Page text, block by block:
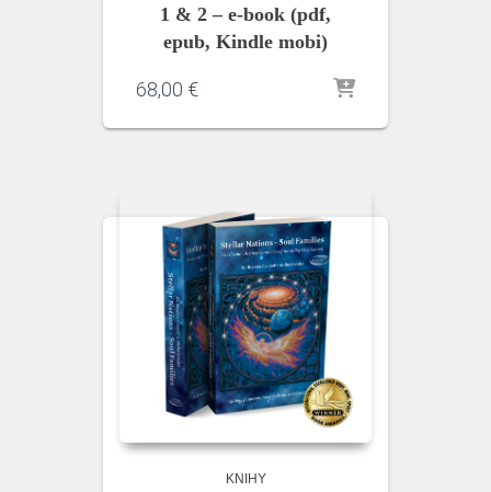
1 & 2 – e-book (pdf,
epub, Kindle mobi)
68,00 €
KNIHY